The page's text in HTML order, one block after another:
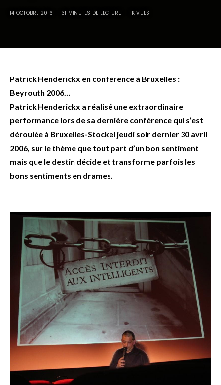
14 OCTOBRE 2016 31 MINUTES DE LECTURE 1K VUES
Patrick Henderickx en conférence à Bruxelles :
Beyrouth 2006…
Patrick Henderickx a réalisé une extraordinaire
performance lors de sa dernière conférence qui s’est
déroulée à Bruxelles-Stockel jeudi soir dernier 30 avril
2006, sur le thème que tout part d’un bon sentiment
mais que le destin décide et transforme parfois les
bons sentiments en drames.